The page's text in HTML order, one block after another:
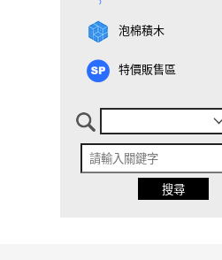
泡棉積木
特價販售區